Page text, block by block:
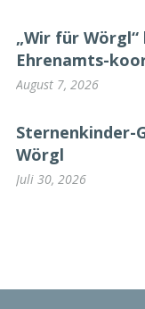
„Wir für
Ehrenamts-
August 7, 2026
Sternenkinder-
Wörgl
Juli 30, 2026